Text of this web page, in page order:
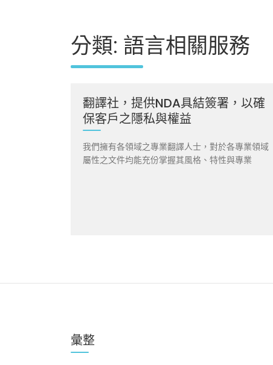
分類: 語言相關服務
翻譯社，提供NDA具結簽署，以確
保客戶之隱私與權益
我們擁有各領域之專業翻譯人士，對於各專業領域
屬性之文件均能充份掌握其風格、特性與專業
彙整